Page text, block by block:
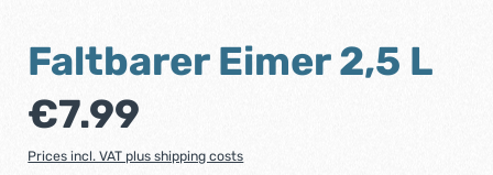
Faltbarer Eimer 2,5 L
Regular price:
€7.99
Prices incl. VAT plus shipping costs